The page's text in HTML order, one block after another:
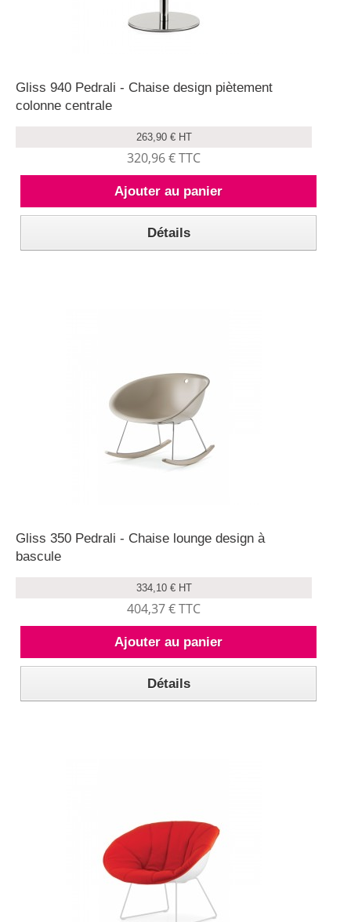
Gliss 940 Pedrali - Chaise design piètement
colonne centrale
263,90 € HT
320,96 € TTC
Ajouter au panier
Détails
Gliss 350 Pedrali - Chaise lounge design à
bascule
334,10 € HT
404,37 € TTC
Ajouter au panier
Détails